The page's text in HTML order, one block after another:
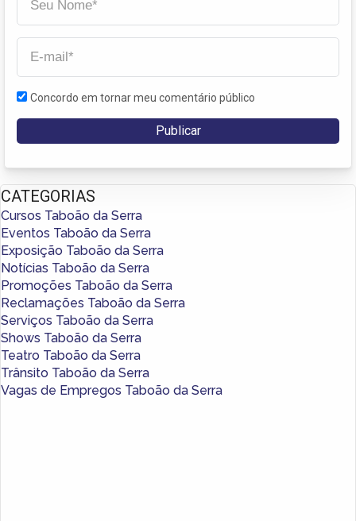
Concordo em tornar meu comentário público
CATEGORIAS
Cursos Taboão da Serra
Eventos Taboão da Serra
Exposição Taboão da Serra
Notícias Taboão da Serra
Promoções Taboão da Serra
Reclamações Taboão da Serra
Serviços Taboão da Serra
Shows Taboão da Serra
Teatro Taboão da Serra
Trânsito Taboão da Serra
Vagas de Empregos Taboão da Serra